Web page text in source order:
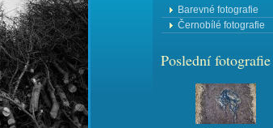
Barevné fotografie
Černobílé fotografie
Poslední fotografie